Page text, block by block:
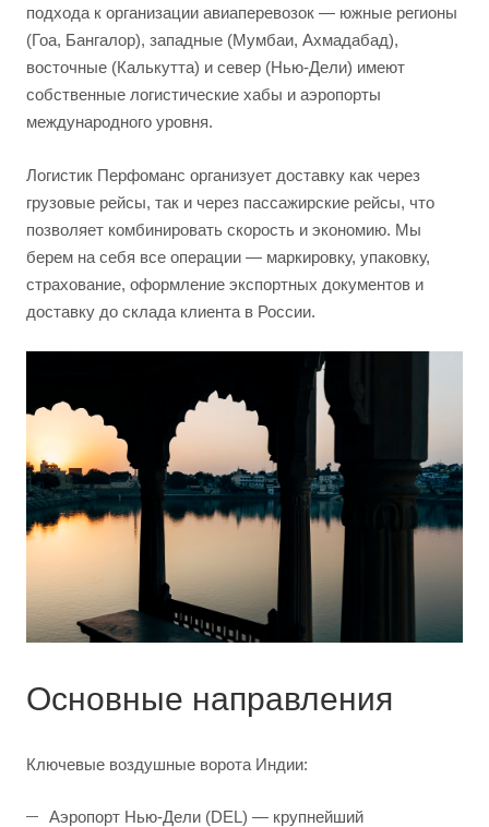
подхода к организации авиаперевозок — южные регионы
(Гоа, Бангалор), западные (Мумбаи, Ахмадабад),
восточные (Калькутта) и север (Нью-Дели) имеют
собственные логистические хабы и аэропорты
международного уровня.
Логистик Перфоманс организует доставку как через
грузовые рейсы, так и через пассажирские рейсы, что
позволяет комбинировать скорость и экономию. Мы
берем на себя все операции — маркировку, упаковку,
страхование, оформление экспортных документов и
доставку до склада клиента в России.
Основные направления
Ключевые воздушные ворота Индии:
Аэропорт Нью-Дели (DEL) — крупнейший